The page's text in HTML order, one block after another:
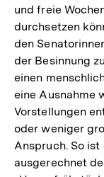
und freie
durchsetzen
den
der Besinnung
einen
eine Ausnahme
Vorstellungen
oder weniger
Anspruch. So
ausgerechnet